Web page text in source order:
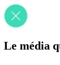
Le média